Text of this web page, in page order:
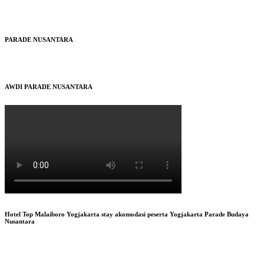
PARADE NUSANTARA
AWDI PARADE NUSANTARA
Hotel Top Malaiboro Yogjakarta stay akomodasi peserta Yogjakarta Parade Budaya
Nusantara